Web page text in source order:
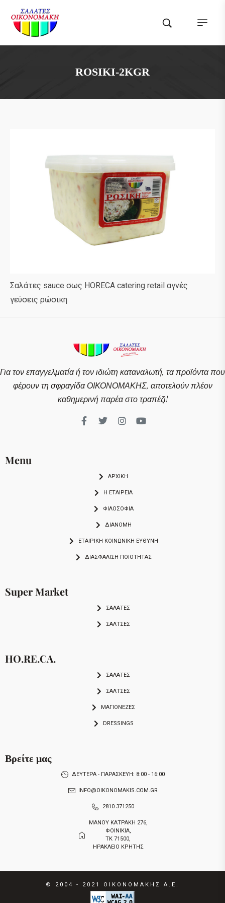
ROSIKI-2KGR
Σαλάτες sauce σως HORECA catering retail αγνές
γεύσεις ρώσικη
Για τον επαγγελματία ή τον ιδιώτη καταναλωτή, τα προϊόντα που
φέρουν τη σφραγίδα ΟΙΚΟΝΟΜΑΚΗΣ, αποτελούν πλέον
καθημερινή παρέα στο τραπέζι!
Menu
ΑΡΧΙΚΗ
Η ΕΤΑΙΡΕΙΑ
ΦΙΛΟΣΟΦΙΑ
ΔΙΑΝΟΜΗ
ΕΤΑΙΡΙΚΉ ΚΟΙΝΩΝΙΚΉ ΕΥΘΎΝΗ
ΔΙΑΣΦΆΛΙΣΗ ΠΟΙΌΤΗΤΑΣ
Super Market
ΣΑΛΑΤΕΣ
ΣΑΛΤΣΕΣ
HO.RE.CA.
ΣΑΛΑΤΕΣ
ΣΑΛΤΣΕΣ
ΜΑΓΙΟΝΕΖΕΣ
DRESSINGS
Βρείτε μας
ΔΕΥΤΕΡΑ - ΠΑΡΑΣΚΕΥΗ: 8:00 - 16:00
INFO@OIKONOMAKIS.COM.GR
2810 371250
ΜΑΝΟΥ ΚΑΤΡΑΚΗ 276,
ΦΟΙΝΙΚΙΑ,
ΤΚ 71500,
ΗΡΑΚΛΕΙΟ ΚΡΗΤΗΣ
© 2004 - 2021 ΟΙΚΟΝΟΜΑΚΗΣ Α.Ε.